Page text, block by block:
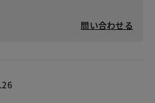
問い合わせる